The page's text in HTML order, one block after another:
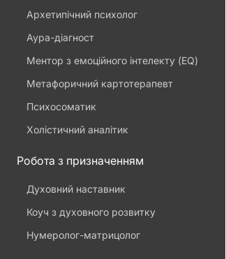
Архетипічний психолог
Аура-діагност
Ментор з емоційного інтелекту (EQ)
Метафоричний картотерапевт
Психосоматик
Холістичний аналітик
Робота з призначенням
Духовний наставник
Коуч з духовного розвитку
Нумеролог-матрицолог